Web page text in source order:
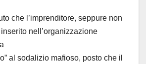
che l’imprenditore, seppure non
nell’organizzazione
al sodalizio mafioso, posto che il